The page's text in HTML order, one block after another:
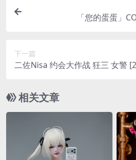
「您的蛋蛋」
下一篇
二佐Nisa 约会大作战 狂三 女警
相关文章